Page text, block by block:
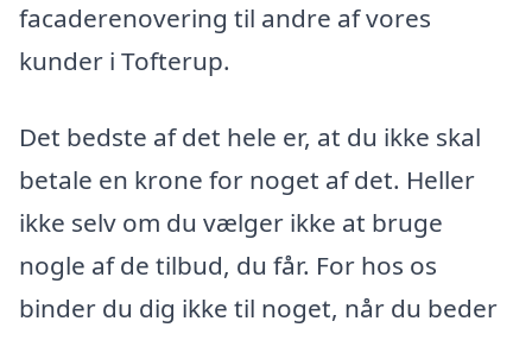
facaderenovering til andre af vores
kunder i Tofterup.
Det bedste af det hele er, at du ikke skal
betale en krone for noget af det. Heller
ikke selv om du vælger ikke at bruge
nogle af de tilbud, du får. For hos os
binder du dig ikke til noget, når du beder